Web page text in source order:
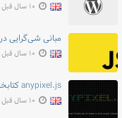
۱۰ سال قبل
مبانی شی‌گرایی
۱۰ سال قبل
anypixel.js کتابخانه‌ای برای ساخت صفحات غیر معمول !
۱۰ سال قبل